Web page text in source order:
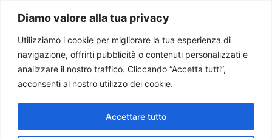
Diamo valore alla tua privacy
Utilizziamo i cookie per migliorare la tua esperienza di
navigazione, offrirti pubblicità o contenuti personalizzati e
analizzare il nostro traffico. Cliccando “Accetta tutti”,
acconsenti al nostro utilizzo dei cookie.
Accettare tutto
Paolo Ondarza
Tag:fidanzamento
Sinodo. Bagnasco: gender a
scuola, calpestati diritti